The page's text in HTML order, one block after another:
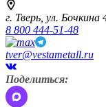
г. Тверь, ул. Бочкина
8 800 444-51-48
tver@vestametall.ru
Поделиться: